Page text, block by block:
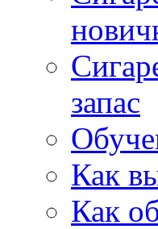
запас
Как
Как